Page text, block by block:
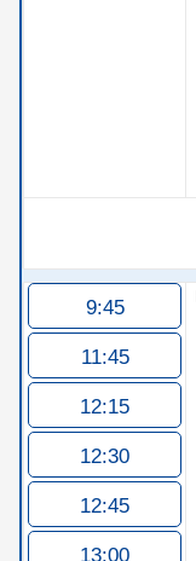
9:45
11:45
12:15
12:30
12:45
13:00